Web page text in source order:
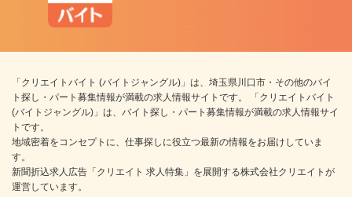
「クリエイトバイト (バイトジャングル)」は、埼玉県川口市・その他のバイ
ト探し・パート募集情報が満載の求人情報サイトです。 「クリエイトバイト
(バイトジャングル)」は、バイト探し・パート募集情報が満載の求人情報サイ
トです。
地域密着をコンセプトに、仕事探しに役立つ最新の情報をお届けしていま
す。
新聞折込求人広告「クリエイト 求人特集」を展開する株式会社クリエイトが
運営しています。